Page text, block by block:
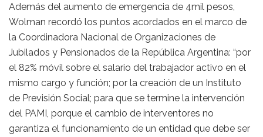
Además del aumento de emergencia de 4mil pesos,
Wolman recordó los puntos acordados en el marco de
la Coordinadora Nacional de Organizaciones de
Jubilados y Pensionados de la República Argentina: “por
el 82% móvil sobre el salario del trabajador activo en el
mismo cargo y función; por la creación de un Instituto
de Previsión Social; para que se termine la intervención
del PAMI, porque el cambio de interventores no
garantiza el funcionamiento de un entidad que debe ser